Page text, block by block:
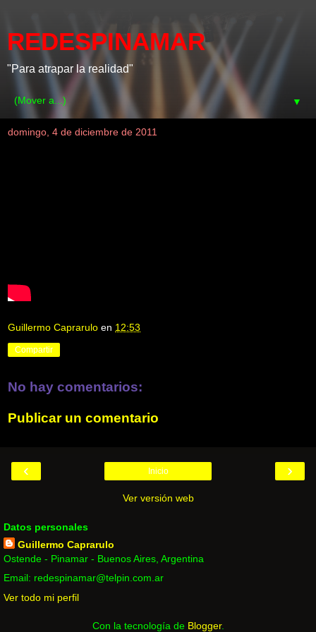
REDESPINAMAR
"Para atrapar la realidad"
▼
domingo, 4 de diciembre de 2011
Guillermo Caprarulo en 12:53
Compartir
No hay comentarios:
Publicar un comentario
‹ ›
Inicio
Ver versión web
Datos personales
Guillermo Caprarulo
Ostende - Pinamar - Buenos Aires, Argentina
Email: redespinamar@telpin.com.ar
Ver todo mi perfil
Con la tecnología de Blogger.